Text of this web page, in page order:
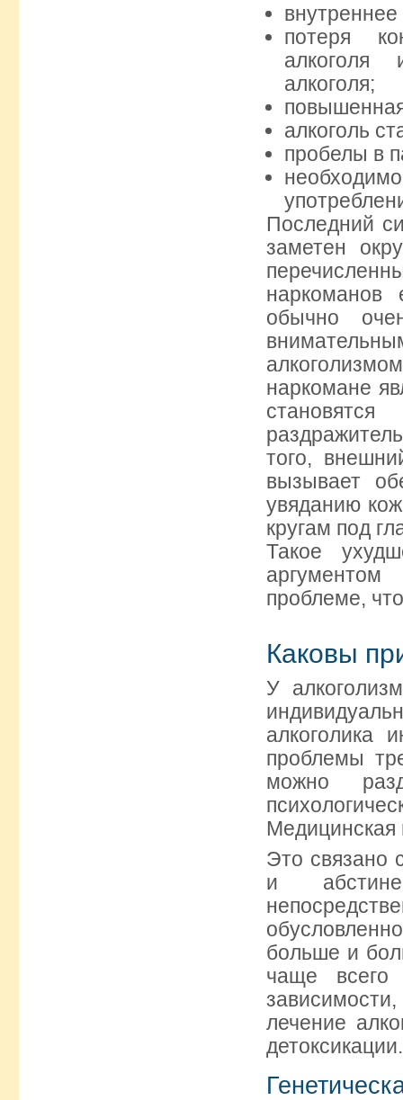
потеря
алкоголя
алкоголя;
алкоголь
пробелы в
Последний
заметен
обычно
наркомане
того,
вызывает
увяданию
кругам под
Такое
проблеме,
Каковы
У
алкоголика
проблемы
можно
Медицинская
Это связано
и
больше и
чаще всего
лечение
детоксикации.